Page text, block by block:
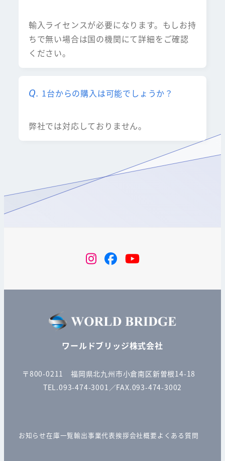
輸入ライセンスが必要になります。もしお持
ちで無い場合は国の機関にて詳細をご確認
ください。
1台からの購入は可能でしょうか？
弊社では対応しておりません。
instagram
FacebookYouTube
ワールドブリッジ株式会社
〒800-0211 福岡県北九州市小倉南区新曽根14-18
TEL.093-474-3001／FAX.093-474-3002
お知らせ在庫一覧輸出事業代表挨拶会社概要よくある質問